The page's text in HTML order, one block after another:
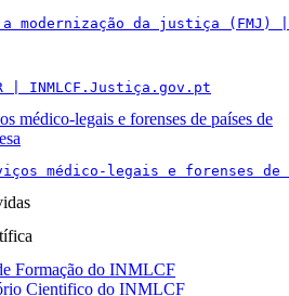
a modernização da justiça (FMJ)
| INMLCF.Justiça.gov.pt
médico-legais e forenses de países de
médico-legais e forenses
Formação do INMLCF
Cientifico do INMLCF